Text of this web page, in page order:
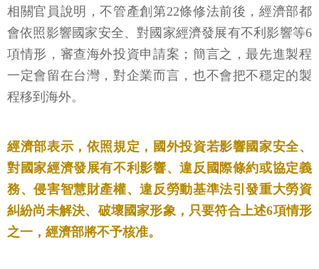
相關官員說明，不管產創第22條修法前後，經濟部都
會依照影響國家安全、對國家經濟發展有不利影響等6
項情形，審查海外投資申請案；簡言之，最先進製程
一定會留在台灣，對企業而言，也不會把不穩定的製
程移到海外。
經濟部表示，依照規定，國外投資若影響國家安全、
對國家經濟發展有不利影響、違反國際條約或協定義
務、侵害智慧財產權、違反勞動基準法引發重大勞資
糾紛尚未解決、破壞國家形象，只要符合上述6項情形
之一，經濟部將不予核准。